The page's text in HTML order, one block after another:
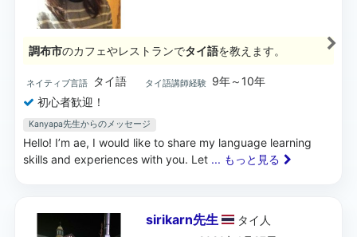
調布市のカフェやレストランでタイ語を教えます。
ネイティブ言語 タイ語 タイ語講師経験
9年～10年
初心者歓迎！
Kanyapa先生からのメッセージ
Hello! I’m ae, I would like to share my language learning
skills and experiences with you. Let ... もっと見る
sirikarn先生 タイ 人